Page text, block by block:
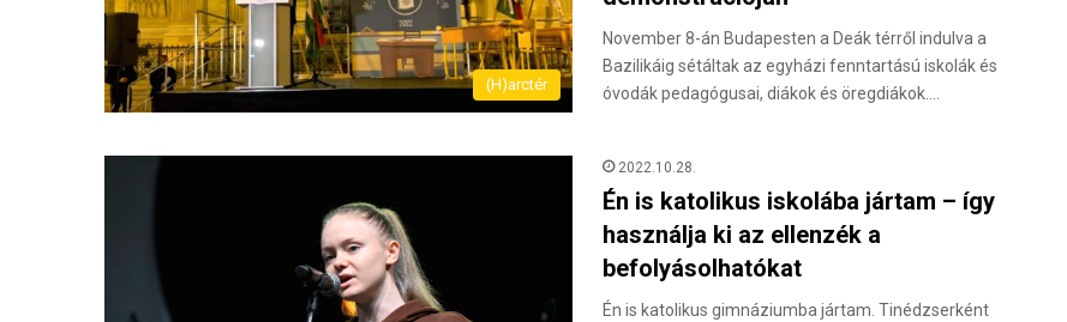
(H)arctér
November 8-án Budapesten a Deák térről indulva a
Bazilikáig sétáltak az egyházi fenntartású iskolák és
óvodák pedagógusai, diákok és öregdiákok.…
2022.10.28.
Én is katolikus iskolába jártam – így
használja ki az ellenzék a
befolyásolhatókat
Én is katolikus gimnáziumba jártam. Tinédzserként